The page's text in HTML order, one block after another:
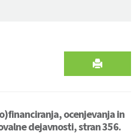
ocenjevanja in
dejavnosti, stran 356.